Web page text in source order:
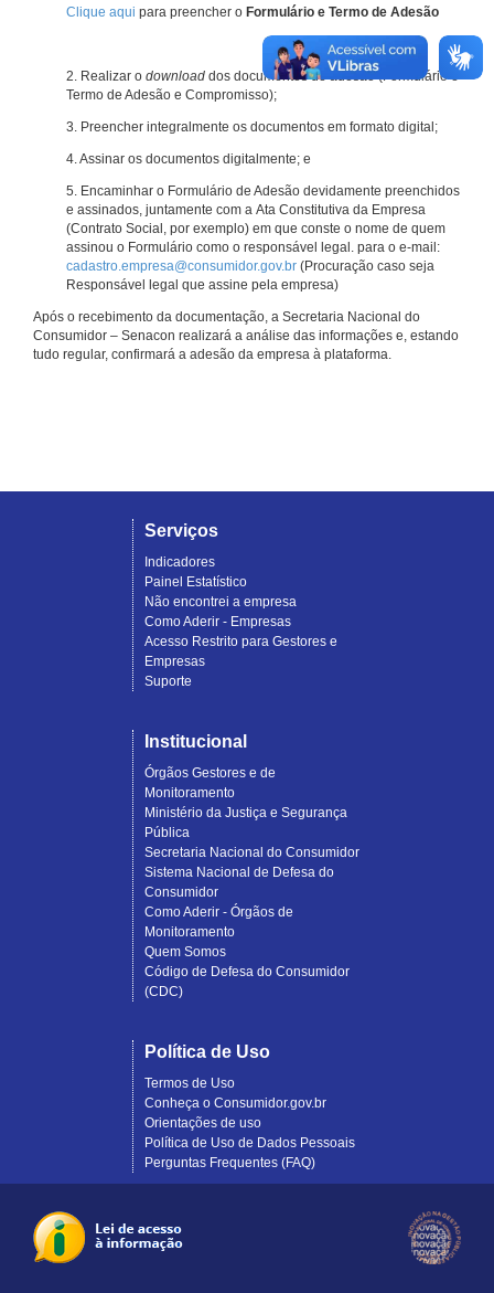
Clique aqui para preencher o Formulário e Termo de Adesão
2. Realizar o download dos documentos de adesão (Formulário e
Termo de Adesão e Compromisso);
3. Preencher integralmente os documentos em formato digital;
4. Assinar os documentos digitalmente; e
5. Encaminhar o Formulário de Adesão devidamente preenchidos
e assinados, juntamente com a Ata Constitutiva da Empresa
(Contrato Social, por exemplo) em que conste o nome de quem
assinou o Formulário como o responsável legal. para o e-mail:
cadastro.empresa@consumidor.gov.br (Procuração caso seja
Responsável legal que assine pela empresa)
Após o recebimento da documentação, a Secretaria Nacional do
Consumidor – Senacon realizará a análise das informações e, estando
tudo regular, confirmará a adesão da empresa à plataforma.
Serviços
Indicadores
Painel Estatístico
Não encontrei a empresa
Como Aderir - Empresas
Acesso Restrito para Gestores e
Empresas
Suporte
Institucional
Órgãos Gestores e de
Monitoramento
Ministério da Justiça e Segurança
Pública
Secretaria Nacional do Consumidor
Sistema Nacional de Defesa do
Consumidor
Como Aderir - Órgãos de
Monitoramento
Quem Somos
Código de Defesa do Consumidor
(CDC)
Política de Uso
Termos de Uso
Conheça o Consumidor.gov.br
Orientações de uso
Política de Uso de Dados Pessoais
Perguntas Frequentes (FAQ)